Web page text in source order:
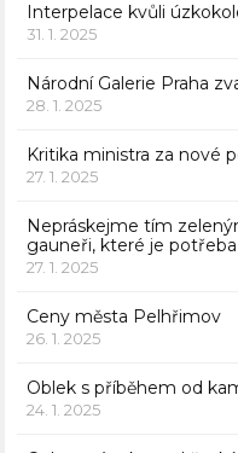
Interpelace kvůli
31. 1. 2025
Národní Galerie Praha
28. 1. 2025
Kritika ministra za nové
27. 1. 2025
Nepráskejme tím
gauneři, které je
27. 1. 2025
Ceny města Pelhřimov
26. 1. 2025
Oblek s příběhem od
24. 1. 2025